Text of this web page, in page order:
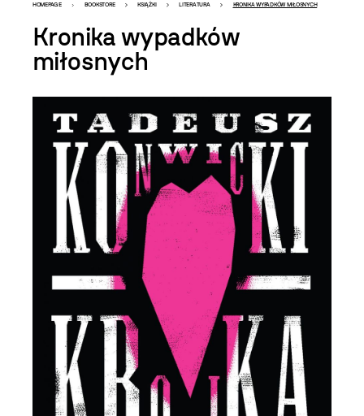
Bookstore
-
szablon
szczegóły
HOMEPAGE BOOKSTORE KSIĄŻKI LITERATURA KRONIKA WYPADKÓW MIŁOSNYCH
Kronika wypadków
miłosnych